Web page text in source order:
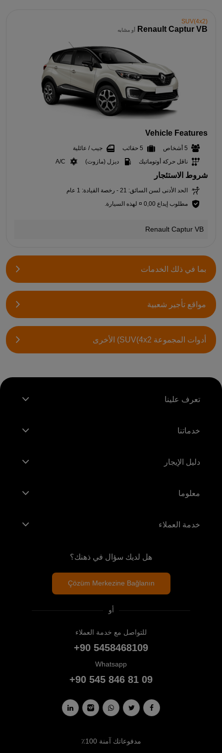
SUV(4x2)
Renault Captur VB أو مشابه
Vehicle Features
5 أشخاص 5 حقائب
جيب / عائلية
ناقل حركة أوتوماتيك
ديزل (مازوت) A/C
شروط الاستئجار
الحد الأدنى لسن السائق: 21 - رخصة القيادة: 1 عام
مطلوب إيداع 0,00 ¤ لهذه السيارة.
Renault Captur VB
بما في ذلك الخدمات
مواقع تأجير شعبية
أدوات المجموعة SUV(4x2) الأخرى
تعرف علينا
خدماتنا
دليل الإيجار
معلوما
خدمة العملاء
هل لديك سؤال في ذهنك؟
Çözüm Merkezine Bağlanın
أو
للتواصل مع خدمة العملاء
+90 5458468109
Whatsapp
+90 545 846 81 09
مدفوعاتك آمنة 100٪